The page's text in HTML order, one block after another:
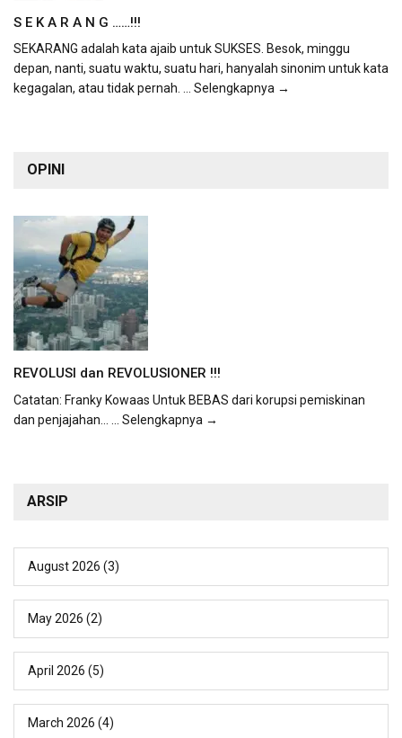
S E K A R A N G ……!!!
SEKARANG adalah kata ajaib untuk SUKSES. Besok, minggu
depan, nanti, suatu waktu, suatu hari, hanyalah sinonim untuk kata
kegagalan, atau tidak pernah. ... Selengkapnya →
OPINI
REVOLUSI dan REVOLUSIONER !!!
Catatan: Franky Kowaas Untuk BEBAS dari korupsi pemiskinan
dan penjajahan...
... Selengkapnya →
ARSIP
August 2026 (3)
May 2026 (2)
April 2026 (5)
March 2026 (4)